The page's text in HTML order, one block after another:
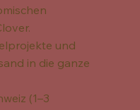
und
in die ganze
(1–3